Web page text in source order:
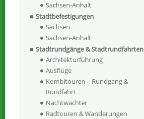
Sachsen-Anhalt
Stadtbefestigungen
Sachsen
Sachsen-Anhalt
Stadtrundgänge & Stadtrundfahrten
Architekturführung
Ausflüge
Kombitouren – Rundgang &
Rundfahrt
Nachtwächter
Radtouren & Wanderungen